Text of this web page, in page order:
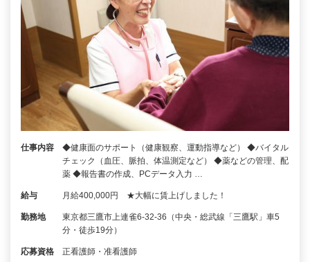
仕事内容
◆健康面のサポート（健康観察、運動指導など） ◆バイタル
チェック（血圧、脈拍、体温測定など） ◆薬などの管理、配
薬 ◆報告書の作成、PCデータ入力 …
給与 月給400,000円 ★大幅に賃上げしました！
勤務地
東京都三鷹市上連雀6-32-36（中央・総武線「三鷹駅」車5
分・徒歩19分）
応募資格 正看護師・准看護師